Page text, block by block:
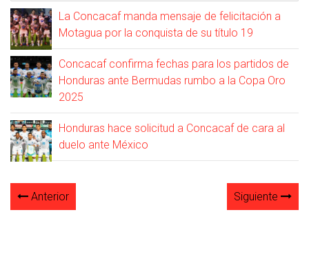
La Concacaf manda mensaje de felicitación a
Motagua por la conquista de su título 19
Concacaf confirma fechas para los partidos de
Honduras ante Bermudas rumbo a la Copa Oro
2025
Honduras hace solicitud a Concacaf de cara al
duelo ante México
Anterior Siguiente